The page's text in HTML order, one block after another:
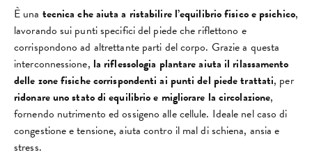
È una tecnica che aiuta a ristabilire l’equilibrio fisico e psichico,
lavorando sui punti specifici del piede che riflettono e
corrispondono ad altrettante parti del corpo. Grazie a questa
interconnessione, la riflessologia plantare aiuta il rilassamento
delle zone fisiche corrispondenti ai punti del piede trattati, per
ridonareuno stato di equilibrio e migliorare la circolazione,
fornendo nutrimento ed ossigeno alle cellule. Ideale nel caso di
congestione e tensione, aiuta contro il mal di schiena, ansia e
stress.